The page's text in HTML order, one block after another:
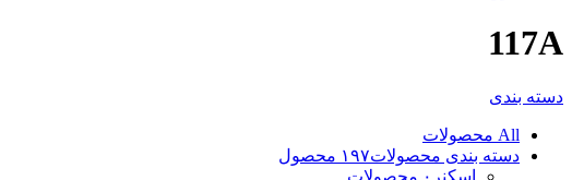
117A
دسته بندی
All محصولات
دسته بندی محصولات۱۹۷ محصول